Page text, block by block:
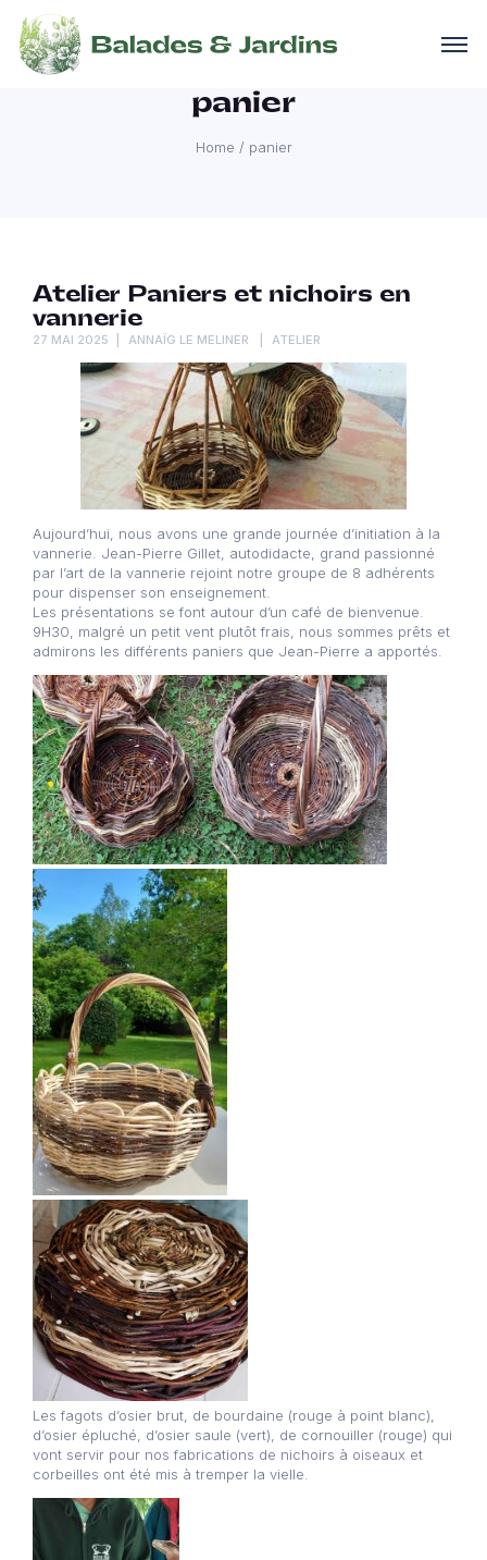
panier
Home / panier
Atelier Paniers et nichoirs en
vannerie
27 MAI 2025 ANNAÏG LE MELINER ATELIER
Aujourd’hui, nous avons une grande journée d’initiation à la
vannerie. Jean-Pierre Gillet, autodidacte, grand passionné
par l’art de la vannerie rejoint notre groupe de 8 adhérents
pour dispenser son enseignement.
Les présentations se font autour d’un café de bienvenue.
9H30, malgré un petit vent plutôt frais, nous sommes prêts et
admirons les différents paniers que Jean-Pierre a apportés.
Les fagots d’osier brut, de bourdaine (rouge à point blanc),
d’osier épluché, d’osier saule (vert), de cornouiller (rouge) qui
vont servir pour nos fabrications de nichoirs à oiseaux et
corbeilles ont été mis à tremper la vielle.